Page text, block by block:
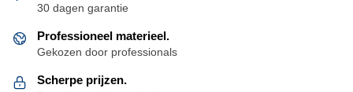
30 dagen garantie
Professioneel materieel.
Gekozen door professionals
Scherpe prijzen.